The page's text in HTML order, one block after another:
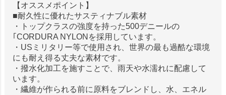
【オススメポイント】
■耐久性に優れたサスティナブル素材
・トップクラスの強度を持った500デニールの
｢CORDURA NYLONを採用しています。
・USミリタリー等で使用され、世界の最も過酷な環境
にも耐え得る丈夫な素材です。
・撥水化加工を施すことで、雨天や水濡れに配慮して
います。
・繊維が作られる前に原料をブレンドし、水、エネル